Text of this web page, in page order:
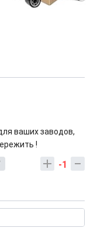
ваших заводов,
!
-1